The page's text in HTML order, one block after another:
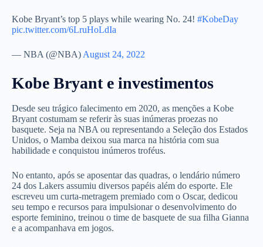
Kobe Bryant’s top 5 plays while wearing No. 24! #KobeDay
pic.twitter.com/6LruHoLdIa
— NBA (@NBA) August 24, 2022
Kobe Bryant e investimentos
Desde seu trágico falecimento em 2020, as menções a Kobe
Bryant costumam se referir às suas inúmeras proezas no
basquete. Seja na NBA ou representando a Seleção dos Estados
Unidos, o Mamba deixou sua marca na história com sua
habilidade e conquistou inúmeros troféus.
No entanto, após se aposentar das quadras, o lendário número
24 dos Lakers assumiu diversos papéis além do esporte. Ele
escreveu um curta-metragem premiado com o Oscar, dedicou
seu tempo e recursos para impulsionar o desenvolvimento do
esporte feminino, treinou o time de basquete de sua filha Gianna
e a acompanhava em jogos.